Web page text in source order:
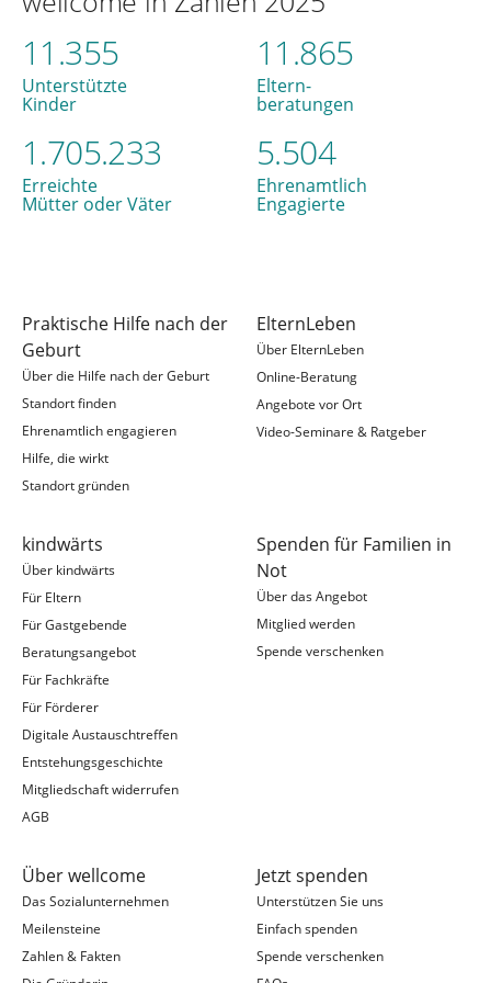
11.355
Unterstützte
Kinder
11.865
Eltern-
beratungen
1.705.233
Erreichte
Mütter oder Väter
5.504
Ehrenamtlich
Engagierte
Praktische Hilfe nach der
Geburt
Über die Hilfe nach der Geburt
Standort finden
Ehrenamtlich engagieren
Hilfe, die wirkt
Standort gründen
ElternLeben
Über ElternLeben
Online-Beratung
Angebote vor Ort
Video-Seminare & Ratgeber
kindwärts
Über kindwärts
Für Eltern
Für Gastgebende
Beratungsangebot
Für Fachkräfte
Für Förderer
Digitale Austauschtreffen
Entstehungsgeschichte
Mitgliedschaft widerrufen
AGB
Spenden für Familien in
Not
Über das Angebot
Mitglied werden
Spende verschenken
Über wellcome
Das Sozialunternehmen
Meilensteine
Zahlen & Fakten
Jetzt spenden
Unterstützen Sie uns
Einfach spenden
Spende verschenken